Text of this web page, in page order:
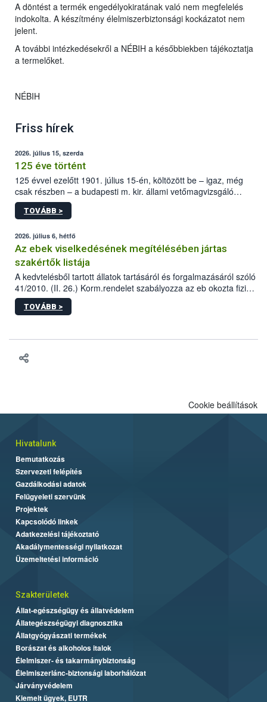
A döntést a termék engedélyokiratának való nem megfelelés
indokolta. A készítmény élelmiszerbiztonsági kockázatot nem
jelent.
A további intézkedésekről a NÉBIH a későbbiekben tájékoztatja
a termelőket.
NÉBIH
Friss hírek
2026. július 15, szerda
125 éve történt
125 évvel ezelőtt 1901. július 15-én, költözött be – igaz, még
csak részben – a budapesti m. kir. állami vetőmagvizsgáló
állomás a Kis Rókus utca 15. szám alatti, Czigler Győző által
tervezett új épületébe.
TOVÁBB >
2026. július 6, hétfő
Az ebek viselkedésének megítélésében jártas
szakértők listája
A kedvtelésből tartott állatok tartásáról és forgalmazásáról szóló
41/2010. (II. 26.) Korm.rendelet szabályozza az eb okozta fizikai
sérülés, illetve ennek veszélye keletkezésekor felmerülő
hatósági feladatokat, valamint a veszélyes eb tartását és annak
TOVÁBB >
Cookie beállítások
Hivatalunk
Bemutatkozás
Szervezeti felépítés
Gazdálkodási adatok
Felügyeleti szervünk
Projektek
Kapcsolódó linkek
Adatkezelési tájékoztató
Akadálymentességi nyilatkozat
Üzemeltetési információ
Szakterületek
Állat-egészségügy és állatvédelem
Állategészségügyi diagnosztika
Állatgyógyászati termékek
Borászat és alkoholos italok
Élelmiszer- és takarmánybiztonság
Élelmiszerlánc-biztonsági laborhálózat
Járványvédelem
Kiemelt ügyek, EUTR